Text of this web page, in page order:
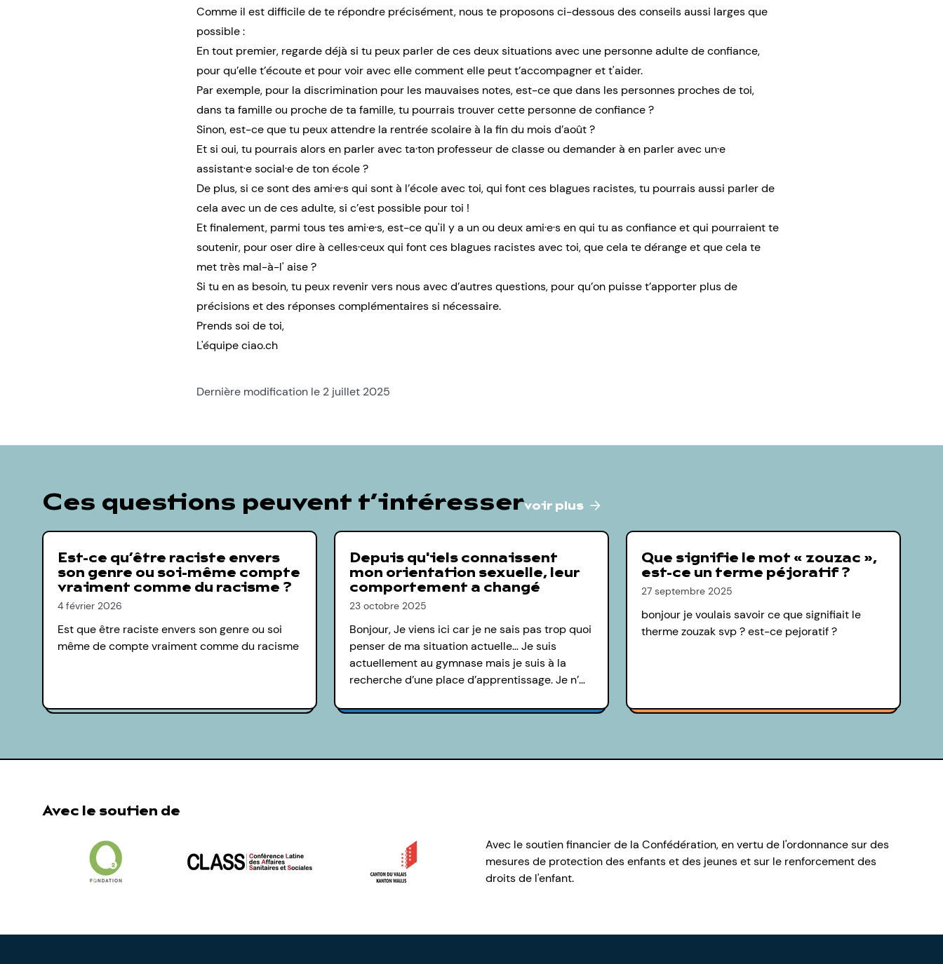
Comme il est difficile de te répondre précisément, nous te proposons ci-dessous des conseils aussi larges que
possible :
En tout premier, regarde déjà si tu peux parler de ces deux situations avec une personne adulte de confiance,
pour qu’elle t’écoute et pour voir avec elle comment elle peut t’accompagner et t'aider.
Par exemple, pour la discrimination pour les mauvaises notes, est-ce que dans les personnes proches de toi,
dans ta famille ou proche de ta famille, tu pourrais trouver cette personne de confiance ?
Sinon, est-ce que tu peux attendre la rentrée scolaire à la fin du mois d’août ?
Et si oui, tu pourrais alors en parler avec ta·ton professeur de classe ou demander à en parler avec un·e
assistant·e social·e de ton école ?
De plus, si ce sont des ami·e·s qui sont à l’école avec toi, qui font ces blagues racistes, tu pourrais aussi parler de
cela avec un de ces adulte, si c’est possible pour toi !
Et finalement, parmi tous tes ami·e·s, est-ce qu'il y a un ou deux ami·e·s en qui tu as confiance et qui pourraient te
soutenir, pour oser dire à celles·ceux qui font ces blagues racistes avec toi, que cela te dérange et que cela te
met très mal-à-l' aise ?
Si tu en as besoin, tu peux revenir vers nous avec d’autres questions, pour qu’on puisse t’apporter plus de
précisions et des réponses complémentaires si nécessaire.
Prends soi de toi,
L'équipe ciao.ch
Dernière modification le 2 juillet 2025
Ces questions peuvent t’intéresservoir plus
Est-ce qu’être raciste envers
son genre ou soi-même compte
vraiment comme du racisme ?
4 février 2026
Est que être raciste envers son genre ou soi
même de compte vraiment comme du racisme
Depuis qu'iels connaissent
mon orientation sexuelle, leur
comportement a changé
23 octobre 2025
Bonjour, Je viens ici car je ne sais pas trop quoi
penser de ma situation actuelle… Je suis
actuellement au gymnase mais je suis à la
recherche d’une place d’apprentissage. Je n’…
Que signifie le mot « zouzac »,
est-ce un terme péjoratif ?
27 septembre 2025
bonjour je voulais savoir ce que signifiait le
therme zouzak svp ? est-ce pejoratif ?
Avec le soutien de
Avec le soutien financier de la Confédération, en vertu de l'ordonnance sur des
mesures de protection des enfants et des jeunes et sur le renforcement des
droits de l'enfant.